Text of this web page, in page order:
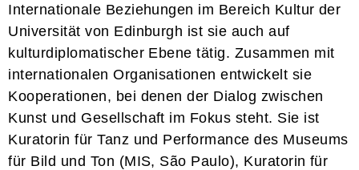
Internationale Beziehungen im Bereich Kultur der
Universität von Edinburgh ist sie auch auf
kulturdiplomatischer Ebene tätig. Zusammen mit
internationalen Organisationen entwickelt sie
Kooperationen, bei denen der Dialog zwischen
Kunst und Gesellschaft im Fokus steht. Sie ist
Kuratorin für Tanz und Performance des Museums
für Bild und Ton (MIS, São Paulo), Kuratorin für